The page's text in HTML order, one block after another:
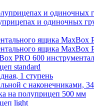
и одиночных
и одиночных
ящика MaxBox
ящика MaxBox
PRO 600
standard
1 ступень
с наконечниками,
на полуприцеп 500 мм
light